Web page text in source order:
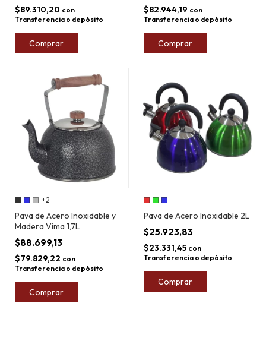
$89.310,20 con
Transferencia o depósito
Comprar
$82.944,19 con
Transferencia o depósito
Comprar
+2
Pava de Acero Inoxidable y
Madera Vima 1,7L
$88.699,13
$79.829,22 con
Transferencia o depósito
Comprar
Pava de Acero Inoxidable 2L
$25.923,83
$23.331,45 con
Transferencia o depósito
Comprar